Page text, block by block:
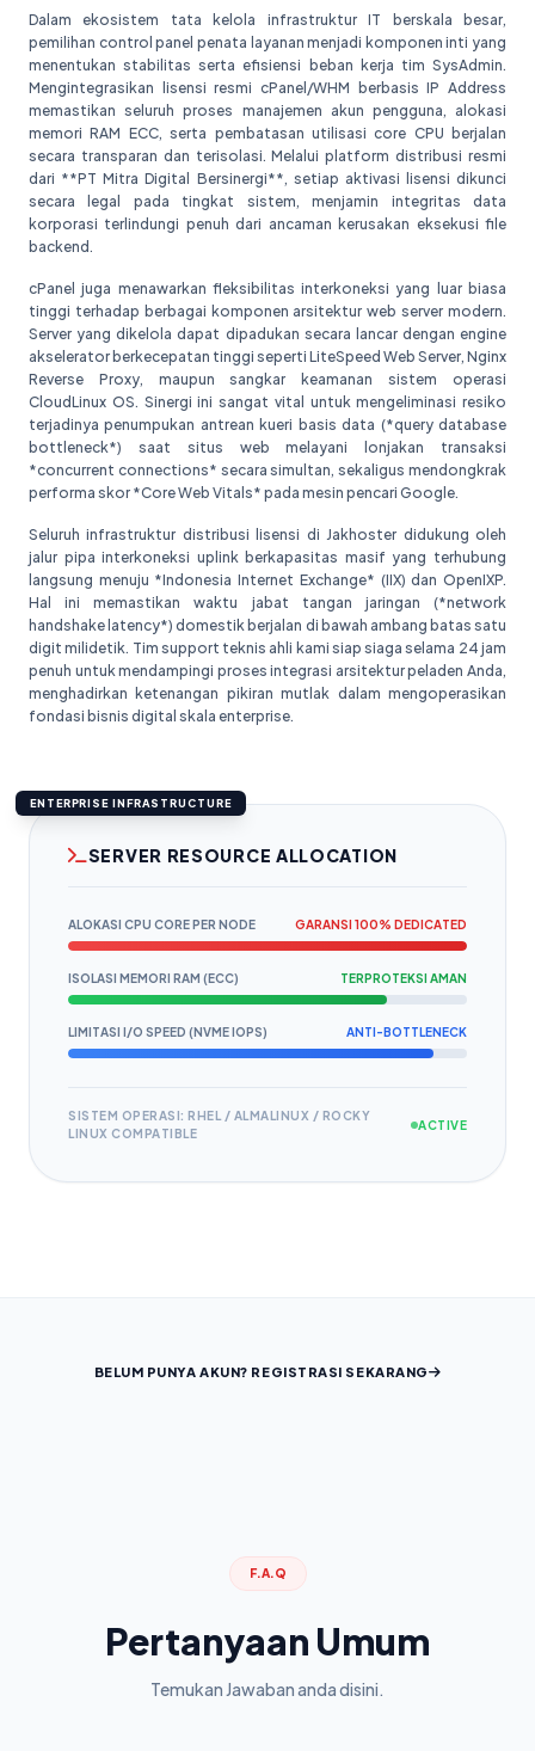
Dalam ekosistem tata kelola infrastruktur IT berskala besar,
pemilihan control panel penata layanan menjadi komponen inti yang
menentukan stabilitas serta efisiensi beban kerja tim SysAdmin.
Mengintegrasikan lisensi resmi cPanel/WHM berbasis IP Address
memastikan seluruh proses manajemen akun pengguna, alokasi
memori RAM ECC, serta pembatasan utilisasi core CPU berjalan
secara transparan dan terisolasi. Melalui platform distribusi resmi
dari **PT Mitra Digital Bersinergi**, setiap aktivasi lisensi dikunci
secara legal pada tingkat sistem, menjamin integritas data
korporasi terlindungi penuh dari ancaman kerusakan eksekusi file
backend.
cPanel juga menawarkan fleksibilitas interkoneksi yang luar biasa
tinggi terhadap berbagai komponen arsitektur web server modern.
Server yang dikelola dapat dipadukan secara lancar dengan engine
akselerator berkecepatan tinggi seperti LiteSpeed Web Server, Nginx
Reverse Proxy, maupun sangkar keamanan sistem operasi
CloudLinux OS. Sinergi ini sangat vital untuk mengeliminasi resiko
terjadinya penumpukan antrean kueri basis data (*query database
bottleneck*) saat situs web melayani lonjakan transaksi
*concurrent connections* secara simultan, sekaligus mendongkrak
performa skor *Core Web Vitals* pada mesin pencari Google.
Seluruh infrastruktur distribusi lisensi di Jakhoster didukung oleh
jalur pipa interkoneksi uplink berkapasitas masif yang terhubung
langsung menuju *Indonesia Internet Exchange* (IIX) dan OpenIXP.
Hal ini memastikan waktu jabat tangan jaringan (*network
handshake latency*) domestik berjalan di bawah ambang batas satu
digit milidetik. Tim support teknis ahli kami siap siaga selama 24 jam
penuh untuk mendampingi proses integrasi arsitektur peladen Anda,
menghadirkan ketenangan pikiran mutlak dalam mengoperasikan
fondasi bisnis digital skala enterprise.
ENTERPRISE INFRASTRUCTURE
SERVER RESOURCE ALLOCATION
ALOKASI CPU CORE PER NODE GARANSI 100% DEDICATED
ISOLASI MEMORI RAM (ECC) TERPROTEKSI AMAN
LIMITASI I/O SPEED (NVME IOPS) ANTI-BOTTLENECK
SISTEM OPERASI: RHEL / ALMALINUX / ROCKY
LINUX COMPATIBLE
ACTIVE
BELUM PUNYA AKUN? REGISTRASI SEKARANG
F.A.Q
Pertanyaan Umum
Temukan Jawaban anda disini.